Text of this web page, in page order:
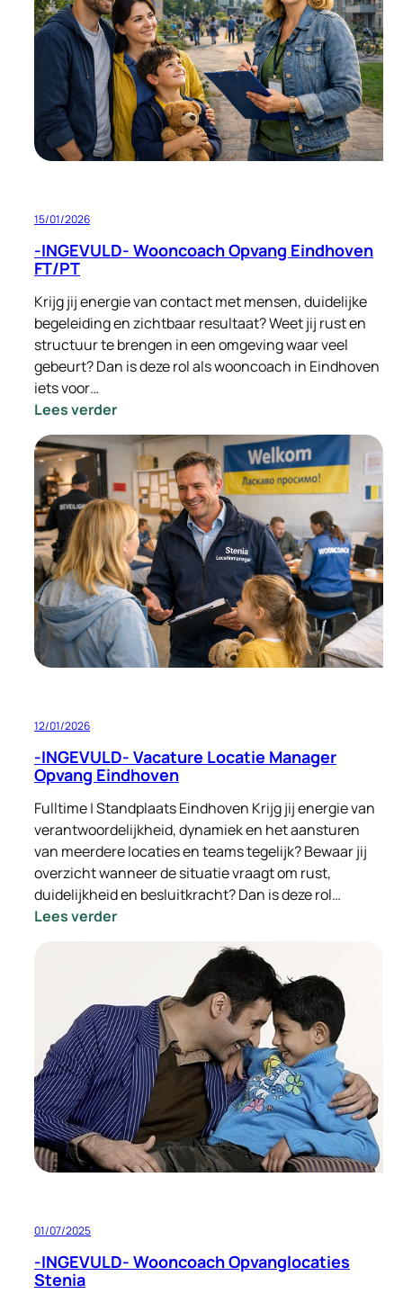
15/01/2026
-INGEVULD- Wooncoach Opvang Eindhoven
FT/PT
Krijg jij energie van contact met mensen, duidelijke
begeleiding en zichtbaar resultaat? Weet jij rust en
structuur te brengen in een omgeving waar veel
gebeurt? Dan is deze rol als wooncoach in Eindhoven
iets voor…
Lees verder:
-
INGEVULD-
Wooncoach
Opvang
Eindhoven
FT/PT
12/01/2026
-INGEVULD- Vacature Locatie Manager
Opvang Eindhoven
Fulltime | Standplaats Eindhoven Krijg jij energie van
verantwoordelijkheid, dynamiek en het aansturen
van meerdere locaties en teams tegelijk? Bewaar jij
overzicht wanneer de situatie vraagt om rust,
duidelijkheid en besluitkracht? Dan is deze rol…
Lees verder:
Locatie
Manager
Opvang
Eindhoven
01/07/2025
-INGEVULD- Wooncoach Opvanglocaties
Stenia